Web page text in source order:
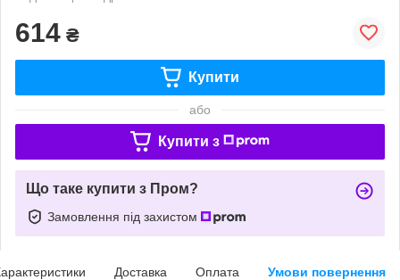
614 ₴
Купити
або
Купити з
Що таке купити з Пром?
Замовлення під захистом
Доставка Оплата Умови повернення